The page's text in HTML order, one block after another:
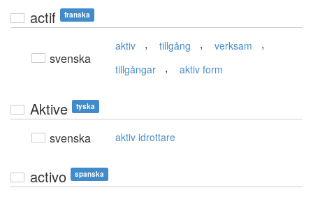
actif franska
svenska
aktiv , tillgång , verksam ,
tillgångar , aktiv form
Aktive tyska
svenska aktiv idrottare
activo spanska